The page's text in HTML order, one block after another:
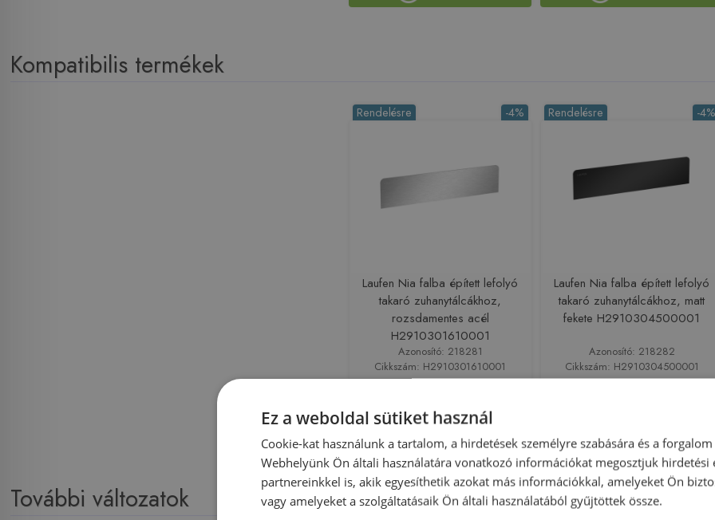
Kompatibilis termékek
-4%
Rendelésre
Laufen Nia falba épített lefolyó
takaró zuhanytálcákhoz,
rozsdamentes acél
H2910301610001
Azonosító: 218281
Cikkszám: H2910301610001
Kosárba
-4%
Rendelésre
Laufen Nia falba épített lefolyó
takaró zuhanytálcákhoz, matt
fekete H2910304500001
Azonosító: 218282
Cikkszám: H2910304500001
További változatok
Ez a weboldal sütiket használ
Cookie-kat használunk a tartalom, a hirdetések személyre szabására és a
Webhelyünk Ön általi használatára vonatkozó információkat megosztjuk hirdetési
partnereinkkel is, akik egyesíthetik azokat más információkkal, amelyeket Ön
vagy amelyeket a szolgáltatásaik Ön általi használatából gyűjtöttek össze.